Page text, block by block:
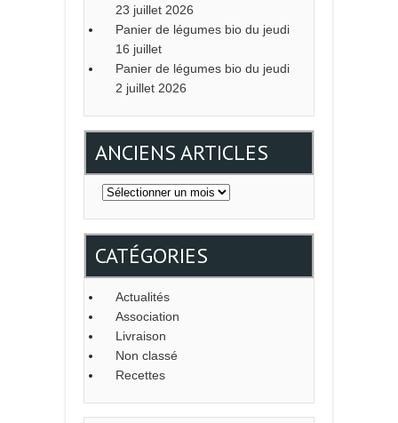
23 juillet 2026
Panier de légumes bio du jeudi
16 juillet
Panier de légumes bio du jeudi
2 juillet 2026
ANCIENS ARTICLES
Anciens
articles
CATÉGORIES
Actualités
Association
Livraison
Non classé
Recettes